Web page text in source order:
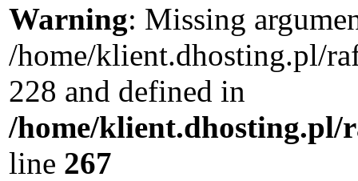
Warning: Missing
/home/klient.dhosting.pl/
228 and defined in
/home/klient.dhosting.pl/
line 267